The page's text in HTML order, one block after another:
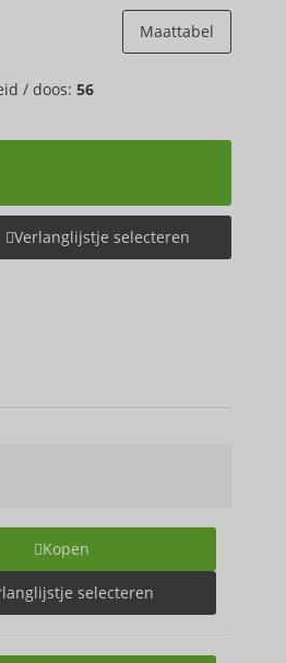
Maattabel
/ doos:56
Verlanglijstje selecteren
Kopen
selecteren